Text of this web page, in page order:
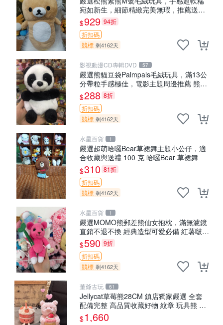
宛如新生，細節精緻完美無瑕，推薦送禮
或珍藏，中古狀態保養得宜。 松熊 素熊
毛絨doll
$929 94折
折扣碼
競標 剩4162天
影視動漫CD專輯DVD 57
嚴選熊貓豆袋Palmpals毛絨玩具，滿13公
分帶粒手感極佳，電影主題周邊推薦 熊貓
Palmpals 毛絨玩具 豆袋 劇場版周邊
$288 8折
折扣碼
競標 剩4162天
水星百貨 1
嚴選超萌哈囉Bear草裙舞主題小公仔，適
合收藏與送禮 100 克 哈囉Bear 草裙舞
$310 81折
折扣碼
競標 剩4162天
水星百貨 1
嚴選MOMO熊郵差熊仙女抱枕，滿無濾鏡
直銷不退不換 經典造型可愛必備 紅薯啵啵
間抱枕 抱枕 時尚
$590 9折
折扣碼
競標 剩4162天
董爺古玩 61
Jellycat草莓熊28CM 鎮店獨家嚴選 全套
配備完整 高品質收藏好物 紋章 玩具熊 定
制熊
$1,660